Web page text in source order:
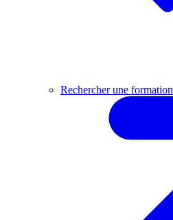
Rechercher une formation